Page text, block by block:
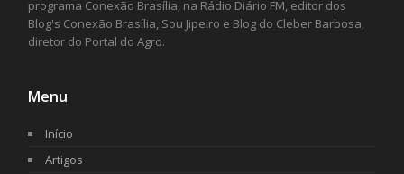
programa Conexão Brasília, na Rádio Diário FM, editor dos
Blog's Conexão Brasília, Sou Jipeiro e Blog do Cleber Barbosa,
diretor do Portal do Agro.
Menu
Início
Artigos